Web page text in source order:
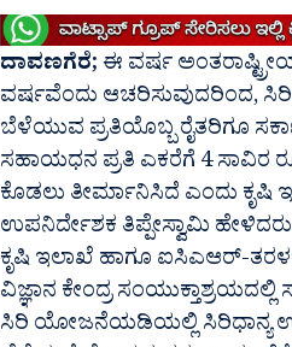
ದಾವಣಗೆರೆ; ಈ ವರ್ಷ
ವರ್ಷವೆಂದು ಆಚರಿಸುವುದರಿಂದ,
ಬೆಳೆಯುವ ಪ್ರತಿಯೊಬ್ಬ ರೈತರಿಗೂ
ಸಹಾಯಧನ ಪ್ರತಿ ಎಕರೆಗೆ 4 ಸಾವಿರ
ಕೊಡಲು ತೀರ್ಮಾನಿಸಿದೆ ಎಂದು ಕೃಷಿ
ಉಪನಿರ್ದೇಶಕ ತಿಪ್ಪೇಸ್ವಾಮಿ
ಕೃಷಿ ಇಲಾಖೆ ಹಾಗೂ ಐಸಿಎಆರ್-
ವಿಜ್ಞಾನ ಕೇಂದ್ರ
ಸಿರಿ ಯೋಜನೆಯಡಿಯಲ್ಲಿ ಸಿರಿಧಾನ್ಯ